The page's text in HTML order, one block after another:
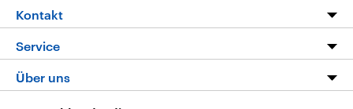
Die Nachrichten
Nachrichtenleicht
Neue Beiträge auf dlf.de
Livestream
Podcasts
Deutschlandfunk App
Kontakt
Hörerservice
Service
FAQ
Über uns